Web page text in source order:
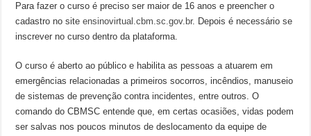
Para fazer o curso é preciso ser maior de 16 anos e preencher o
cadastro no siteensinovirtual.cbm.sc.gov.br. Depois é necessário se
inscrever no curso dentro da plataforma.
O curso é aberto ao público e habilita as pessoas a atuarem em
emergências relacionadas a primeiros socorros, incêndios, manuseio
de sistemas de prevenção contra incidentes, entre outros. O
comando do CBMSC entende que, em certas ocasiões, vidas podem
ser salvas nos poucos minutos de deslocamento da equipe de